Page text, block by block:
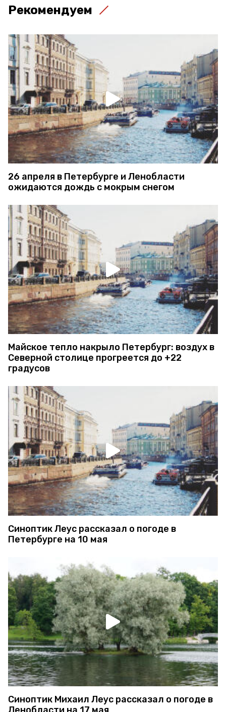
Рекомендуем
26 апреля в Петербурге и Ленобласти
ожидаются дождь с мокрым снегом
Майское тепло накрыло Петербург: воздух в
Северной столице прогреется до +22
градусов
Синоптик Леус рассказал о погоде в
Петербурге на 10 мая
Синоптик Михаил Леус рассказал о погоде в